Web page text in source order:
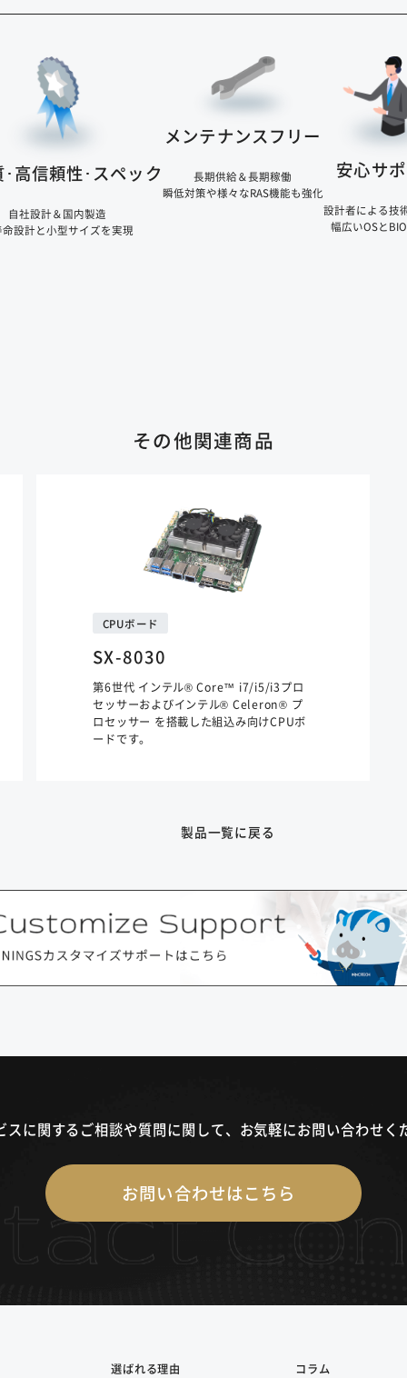
高信頼性･スペック
自社設計＆国内製造
命設計と小型サイズを実現
メンテナンスフリー
長期供給＆長期稼働
瞬低対策や様々なRAS機能も強化
安心サ
設計者による技
幅広いOSと
その他関連商品
CPUボード
SX-8030
第6世代 インテル® Core™ i7/i5/i3プロ
セッサーおよびインテル® Celeron® プ
ロセッサー を搭載した組込み向けCPUボ
ードです。
製品一覧に戻る
スに関するご相談や質問に関して、 お気軽にお問い合わせく
お問い合わせはこちら
選ばれる理由 コラム